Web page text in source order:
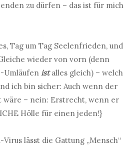
zu dürfen – das ist für mich
Tag um Tag Seelenfrieden, und
wieder von vorn (denn
Umläufen istalles gleich) – welch
ich bin sicher: Auch wenn der
wäre – nein: Erstrecht, wenn er
Hölle für einen jeden!}
lässt die Gattung „Mensch“